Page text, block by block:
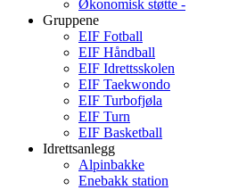
Økonomisk støtte -
Gruppene
EIF Fotball
EIF Håndball
EIF Idrettsskolen
EIF Taekwondo
EIF Turbofjøla
EIF Turn
EIF Basketball
Idrettsanlegg
Alpinbakke
Enebakk station